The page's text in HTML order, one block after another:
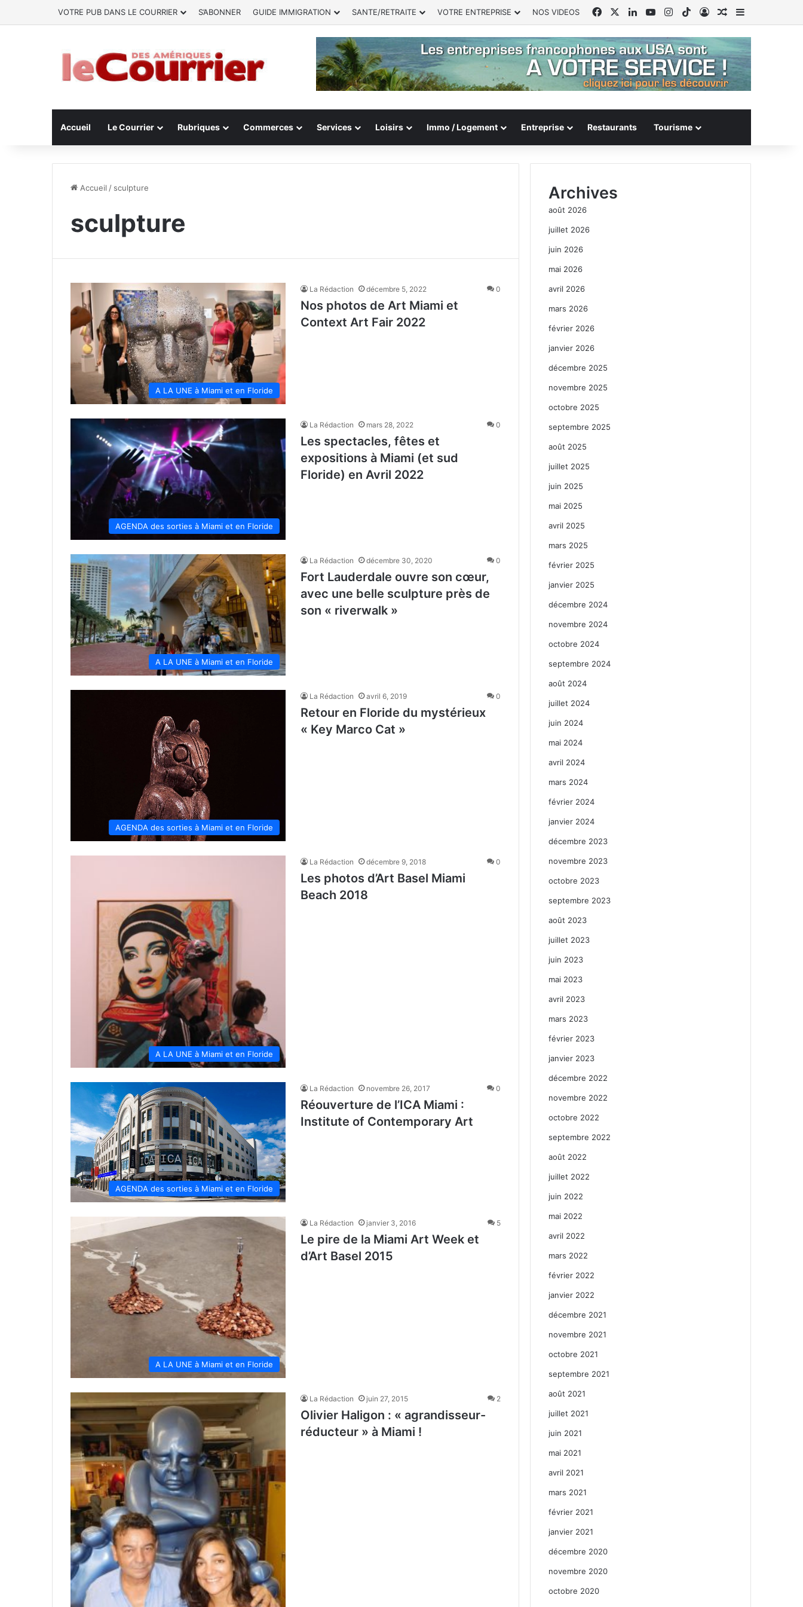
VOTRE PUB DANS LE COURRIER S’ABONNER GUIDE IMMIGRATION SANTE/RETRAITE VOTRE ENTREPRISE NOS VIDEOS FacebookLinkedinYouTubeInstagram
TikTokConnexion
Article Aléatoire
Sidebar
Accueil Le Courrier Rubriques Commerces Services Loisirs Immo / Logement Entreprise Restaurants Tourisme
Accueil / sculpture
sculpture
A LA UNE à Miami et en Floride
La Rédaction décembre 5, 2022 0
Nos photos de Art Miami et
Context Art Fair 2022
AGENDA des sorties à Miami et en Floride
La Rédaction mars 28, 2022 0
Les spectacles, fêtes et
expositions à Miami (et sud
Floride) en Avril 2022
A LA UNE à Miami et en Floride
La Rédaction décembre 30, 2020 0
Fort Lauderdale ouvre son cœur,
avec une belle sculpture près de
son « riverwalk »
AGENDA des sorties à Miami et en Floride
La Rédaction avril 6, 2019 0
Retour en Floride du mystérieux
« Key Marco Cat »
A LA UNE à Miami et en Floride
La Rédaction décembre 9, 2018 0
Les photos d’Art Basel Miami
Beach 2018
AGENDA des sorties à Miami et en Floride
La Rédaction novembre 26, 2017 0
Réouverture de l’ICA Miami :
Institute of Contemporary Art
A LA UNE à Miami et en Floride
La Rédaction janvier 3, 2016 5
Le pire de la Miami Art Week et
d’Art Basel 2015
La Rédaction juin 27, 2015 2
Olivier Haligon : « agrandisseur-
réducteur » à Miami !
Archives
août 2026
juillet 2026
juin 2026
mai 2026
avril 2026
mars 2026
février 2026
janvier 2026
décembre 2025
novembre 2025
octobre 2025
septembre 2025
août 2025
juillet 2025
juin 2025
mai 2025
avril 2025
mars 2025
février 2025
janvier 2025
décembre 2024
novembre 2024
octobre 2024
septembre 2024
août 2024
juillet 2024
juin 2024
mai 2024
avril 2024
mars 2024
février 2024
janvier 2024
décembre 2023
novembre 2023
octobre 2023
septembre 2023
août 2023
juillet 2023
juin 2023
mai 2023
avril 2023
mars 2023
février 2023
janvier 2023
décembre 2022
novembre 2022
octobre 2022
septembre 2022
août 2022
juillet 2022
juin 2022
mai 2022
avril 2022
mars 2022
février 2022
janvier 2022
décembre 2021
novembre 2021
octobre 2021
septembre 2021
août 2021
juillet 2021
juin 2021
mai 2021
avril 2021
mars 2021
février 2021
janvier 2021
décembre 2020
novembre 2020
octobre 2020